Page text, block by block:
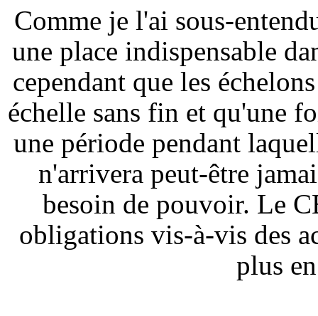
Comme je l'ai sous-
une place indispensable
cependant que les
échelle sans fin et qu'une
une période pendant
n'arrivera peut-être
besoin de pouvoir. Le
obligations vis-à-vis des
plus